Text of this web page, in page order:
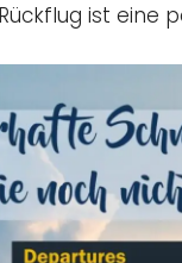
ist eine